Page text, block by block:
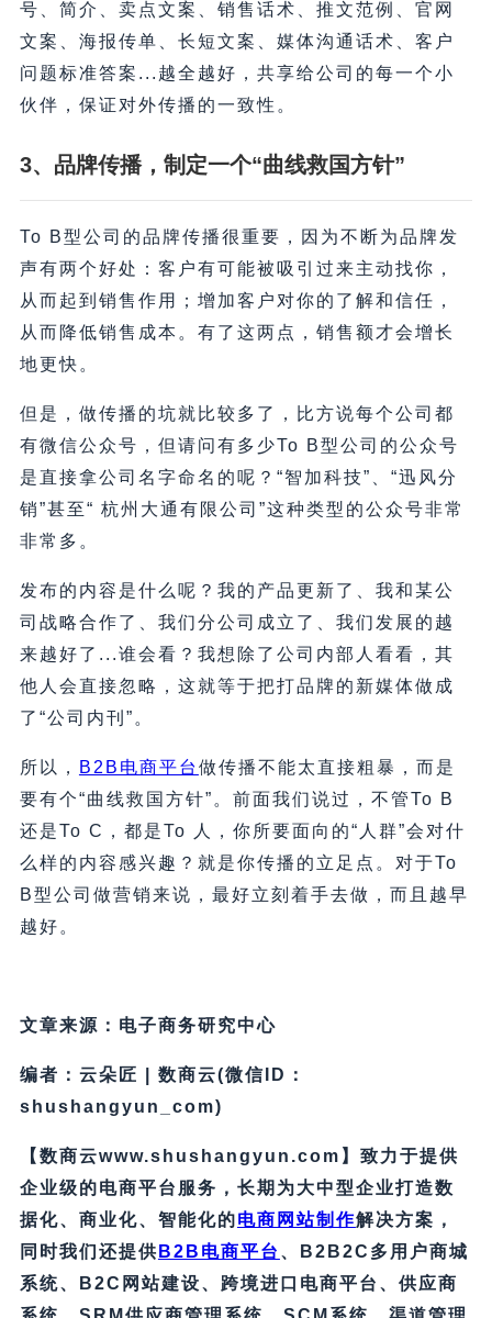
号、简介、卖点文案、销售话术、推文范例、官网
文案、海报传单、长短文案、媒体沟通话术、客户
问题标准答案...越全越好，共享给公司的每一个小
伙伴，保证对外传播的一致性。
3、品牌传播，制定一个“曲线救国方针”
To B型公司的品牌传播很重要，因为不断为品牌发
声有两个好处：客户有可能被吸引过来主动找你，
从而起到销售作用；增加客户对你的了解和信任，
从而降低销售成本。有了这两点，销售额才会增长
地更快。
但是，做传播的坑就比较多了，比方说每个公司都
有微信公众号，但请问有多少To B型公司的公众号
是直接拿公司名字命名的呢？“智加科技”、“迅风分
销”甚至“ 杭州大通有限公司”这种类型的公众号非常
非常多。
发布的内容是什么呢？我的产品更新了、我和某公
司战略合作了、我们分公司成立了、我们发展的越
来越好了...谁会看？我想除了公司内部人看看，其
他人会直接忽略，这就等于把打品牌的新媒体做成
了“公司内刊”。
所以， B2B电商平台 做传播不能太直接粗暴，而是
要有个“曲线救国方针”。前面我们说过，不管To B
还是To C，都是To 人，你所要面向的“人群”会对什
么样的内容感兴趣？就是你传播的立足点。对于To
B型公司做营销来说，最好立刻着手去做，而且越早
越好。
文章来源：电子商务研究中心
编者：云朵匠 | 数商云(微信ID：
shushangyun_com)
【数商云www.shushangyun.com】致力于提供
企业级的电商平台服务，长期为大中型企业打造数
据化、商业化、智能化的电商网站制作解决方案，
同时我们还提供 B2B电商平台 、B2B2C多用户商城
系统、B2C网站建设、跨境进口电商平台、供应商